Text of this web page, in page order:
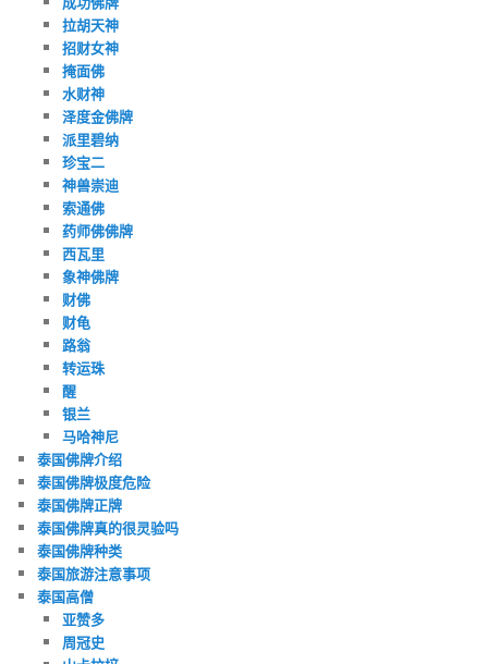
拉胡天神
招财女神
掩面佛
水财神
泽度金佛牌
派里碧纳
珍宝二
神兽崇迪
索通佛
药师佛佛牌
西瓦里
象神佛牌
财佛
财龟
路翁
转运珠
醒
银兰
马哈神尼
泰国佛牌介绍
泰国佛牌极度危险
泰国佛牌正牌
泰国佛牌真的很灵验吗
泰国佛牌种类
泰国旅游注意事项
泰国高僧
亚赞多
周冠史